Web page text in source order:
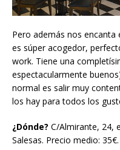
Pero además nos
es súper acogedor,
work. Tiene una
espectacularmente
normal es salir muy
los hay para todos los
¿Dónde? C/Almirante, 24,
Salesas. Precio medio: 35€.